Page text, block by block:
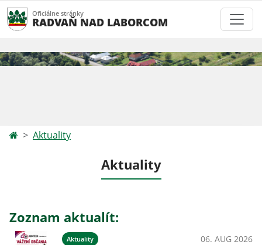
Oficiálne stránky
RADVAŇ NAD LABORCOM
Aktuality
Aktuality
Zoznam aktualít:
Aktuality 06. AUG 2026